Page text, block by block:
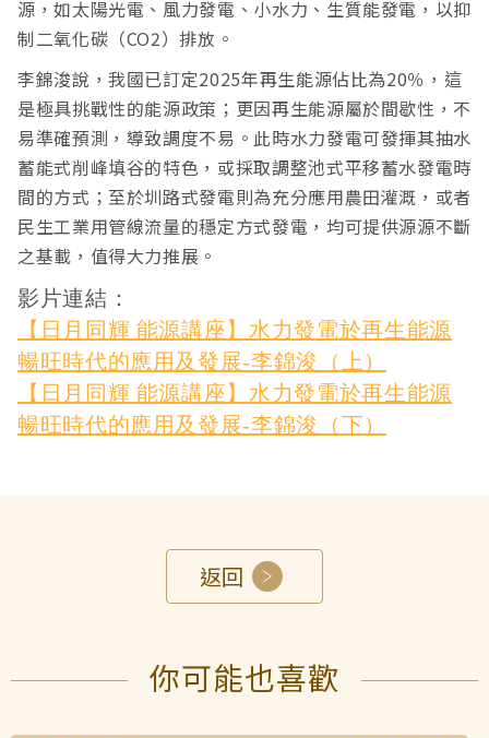
源，如太陽光電、風力發電、小水力、生質能發電，以抑
制二氧化碳（CO2）排放。
李錦浚說，我國已訂定2025年再生能源佔比為20％，這
是極具挑戰性的能源政策；更因再生能源屬於間歇性，不
易準確預測，導致調度不易。此時水力發電可發揮其抽水
蓄能式削峰填谷的特色，或採取調整池式平移蓄水發電時
間的方式；至於圳路式發電則為充分應用農田灌溉，或者
民生工業用管線流量的穩定方式發電，均可提供源源不斷
之基載，值得大力推展。
影片連結：
【日月同輝 能源講座】水力發電於再生能源
暢旺時代的應用及發展-李錦浚（上）
【日月同輝 能源講座】水力發電於再生能源
暢旺時代的應用及發展-李錦浚（下）
返回
你可能也喜歡